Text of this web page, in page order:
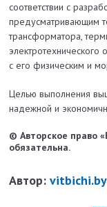
соответствии с
предусматривающим
трансформатора,
с его физическим и
Целью выполнения
надежной и
© Авторское право
обязательна.
Автор:vitbichi.by